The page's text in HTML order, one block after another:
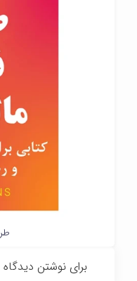
برای نوشتن دیدگاه